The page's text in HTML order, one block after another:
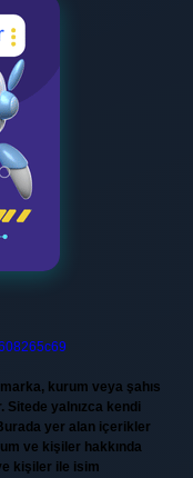
kurum veya şahıs
Sitede yalnızca kendi
Burada yer alan içerikler
ve kişiler hakkında
kişiler ile isim